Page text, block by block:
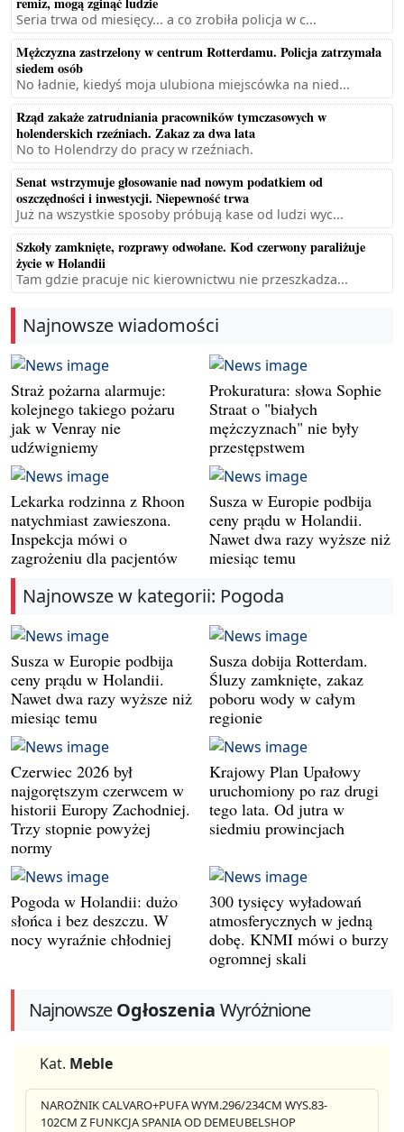
Seria trwa od miesięcy... a co zrobiła policja w c...
Mężczyzna zastrzelony w centrum Rotterdamu. Policja zatrzymała
siedem osób
No ładnie, kiedyś moja ulubiona miejscówka na nied...
Rząd zakaże zatrudniania pracowników tymczasowych w
holenderskich rzeźniach. Zakaz za dwa lata
No to Holendrzy do pracy w rzeźniach.
Senat wstrzymuje głosowanie nad nowym podatkiem od
oszczędności i inwestycji. Niepewność trwa
Już na wszystkie sposoby próbują kase od ludzi wyc...
Szkoły zamknięte, rozprawy odwołane. Kod czerwony paraliżuje
życie w Holandii
Tam gdzie pracuje nic kierownictwu nie przeszkadza...
Najnowsze wiadomości
Straż pożarna alarmuje:
kolejnego takiego pożaru
jak w Venray nie
udźwigniemy
Prokuratura: słowa Sophie
Straat o "białych
mężczyznach" nie były
przestępstwem
Lekarka rodzinna z Rhoon
natychmiast zawieszona.
Inspekcja mówi o
zagrożeniu dla pacjentów
Susza w Europie podbija
ceny prądu w Holandii.
Nawet dwa razy wyższe niż
miesiąc temu
Najnowsze w kategorii: Pogoda
Susza w Europie podbija
ceny prądu w Holandii.
Nawet dwa razy wyższe niż
miesiąc temu
Susza dobija Rotterdam.
Śluzy zamknięte, zakaz
poboru wody w całym
regionie
Czerwiec 2026 był
najgorętszym czerwcem w
historii Europy Zachodniej.
Trzy stopnie powyżej
normy
Krajowy Plan Upałowy
uruchomiony po raz drugi
tego lata. Od jutra w
siedmiu prowincjach
Pogoda w Holandii: dużo
słońca i bez deszczu. W
nocy wyraźnie chłodniej
300 tysięcy wyładowań
atmosferycznych w jedną
dobę. KNMI mówi o burzy
ogromnej skali
NajnowszeOgłoszenia Wyróżnione
Kat. Meble
NAROŻNIK CALVARO+PUFA WYM.296/234CM WYS.83-
102CM Z FUNKCJA SPANIA OD DEMEUBELSHOP